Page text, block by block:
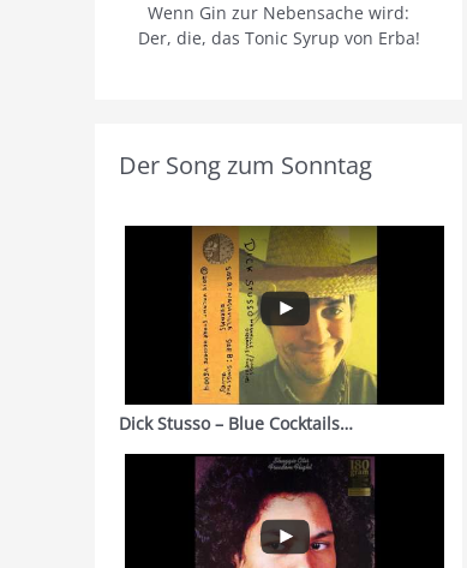
Wenn Gin zur Nebensache wird:
Der, die, das Tonic Syrup von Erba!
Der Song zum Sonntag
Dick Stusso – Blue Cocktails…